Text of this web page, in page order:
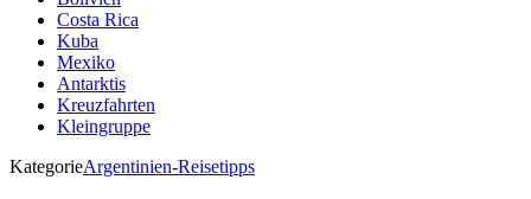
Costa Rica
Kuba
Mexiko
Antarktis
Kreuzfahrten
Kleingruppe
KategorieArgentinien-Reisetipps